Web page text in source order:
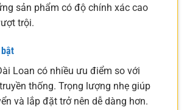
sản phẩm có độ chính xác cao
trội.
Loan có nhiều ưu điểm so với
thống. Trọng lượng nhẹ giúp
và lắp đặt trở nên dễ dàng hơn.